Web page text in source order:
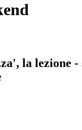
la lezione